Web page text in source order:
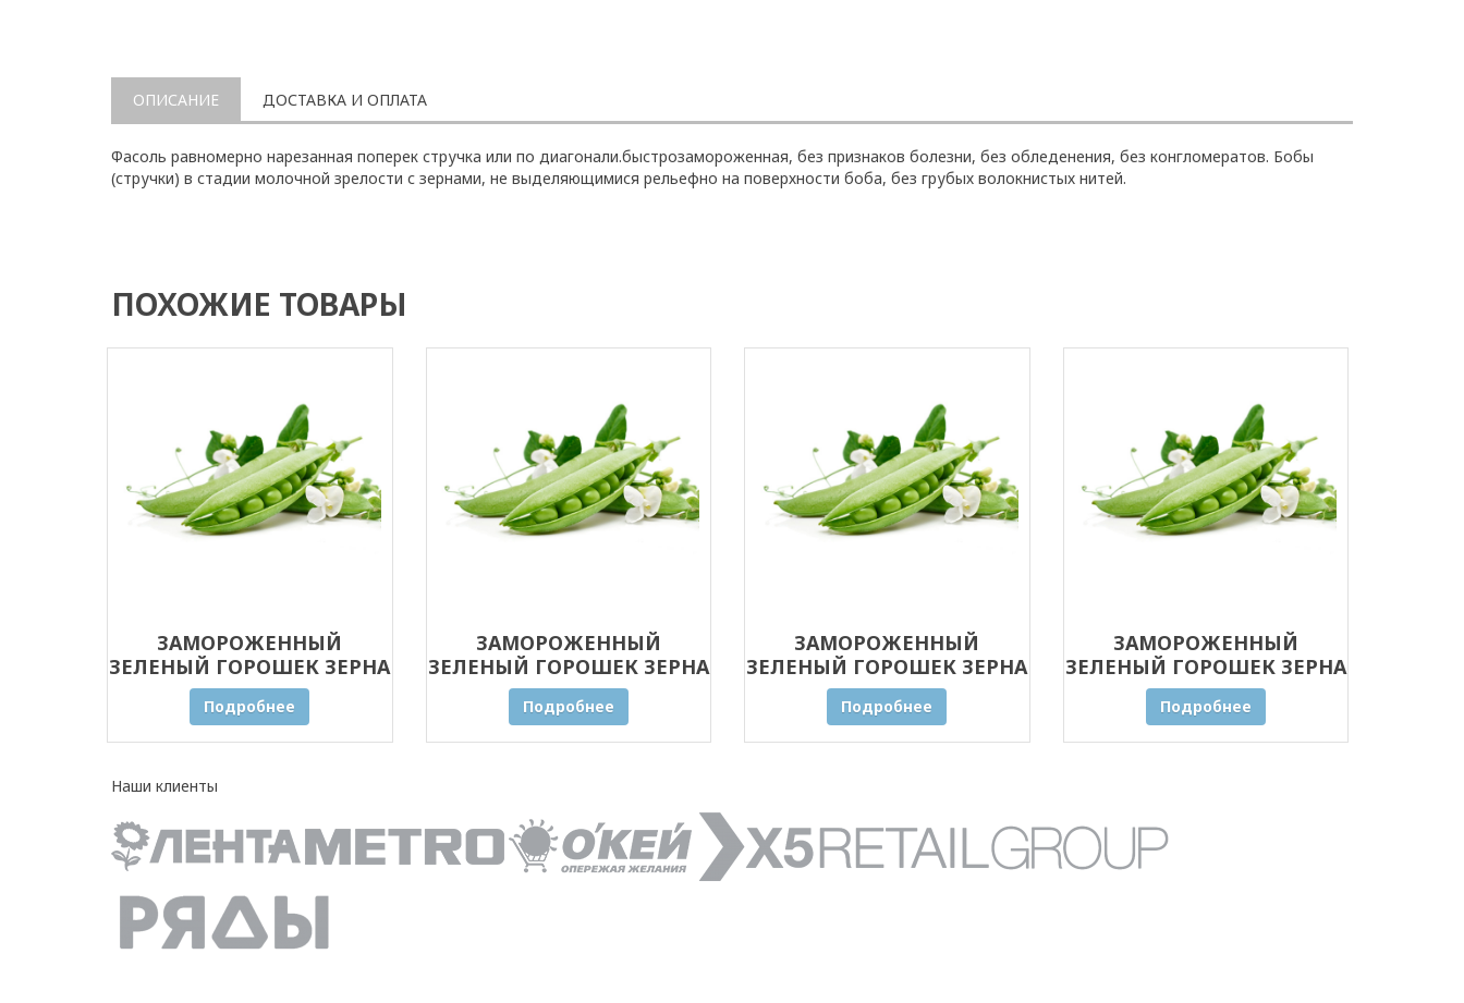
ОПИСАНИЕ ДОСТАВКА И ОПЛАТА
Фасоль равномерно нарезанная поперек стручка или по диагонали.быстрозамороженная, без признаков болезни, без обледенения, без конгломератов. Бобы
(стручки) в стадии молочной зрелости с зернами, не выделяющимися рельефно на поверхности боба, без грубых волокнистых нитей.
ПОХОЖИЕ ТОВАРЫ
ЗАМОРОЖЕННЫЙ
ЗЕЛЕНЫЙ ГОРОШЕК ЗЕРНА
30 КГ
Подробнее
ЗАМОРОЖЕННЫЙ
ЗЕЛЕНЫЙ ГОРОШЕК ЗЕРНА
20 КГ
Подробнее
ЗАМОРОЖЕННЫЙ
ЗЕЛЕНЫЙ ГОРОШЕК ЗЕРНА
10 КГ
Подробнее
ЗАМОРОЖЕННЫЙ
ЗЕЛЕНЫЙ ГОРОШЕК ЗЕРНА
5 КГ
Подробнее
Наши клиенты